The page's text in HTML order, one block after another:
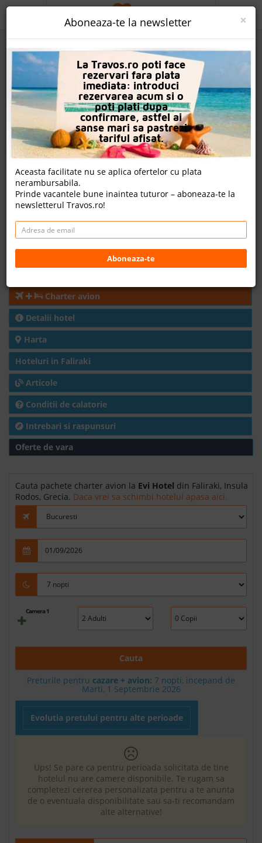
Evi Hotel
Nota
8.6 6.4
1119
evaluari
nu avem
evaluari
585
evaluari
nota Travos: 8.6
Distanta fata de plaja: 680m
Charter avion
Detalii hotel
Harta
Hoteluri in Faliraki
Articole
Conditii de calatorie
Intrebari si raspunsuri
Oferte de vara
Cauta pachete charter avion la Evi Hotel din Faliraki, Insula
Rodos, Grecia. Daca vrei sa schimbi hotelul apasa aici.
Camera 1
Cauta
Preturile pentru cazare + avion: 7 nopti, incepand de
Marti, 1 Septembrie 2026
Evolutia pretului pentru alte perioade
Ups! Se pare ca pentru perioada solicitata de tine
hotelul nu are camere disponibile. Te rugam sa
completezi cererea personalizata pentru a te anunta
de o eventuala disponibilitate sau sa-ti recomandam
alte alternative!
PROMO
CAUTA REZERVARE
OFERTA PERSONALIZATA
DESPRE NOI
LOGIN
CAZARE
CHARTER AVION
CAZARE + AUTOCAR
CONTACT
+40 376 444 888
LEI EURO
×
Aboneaza-te la newsletter
La Travos.ro poti face
rezervari fara plata
imediata: introduci
rezervarea acum si o
poti plati dupa
confirmare, astfel ai
sanse mari sa pastrezi
tariful afisat.
Aceasta facilitate nu se aplica ofertelor cu plata
nerambursabila.
Prinde vacantele bune inaintea tuturor – aboneaza-te la
newsletterul Travos.ro!
Aboneaza-te